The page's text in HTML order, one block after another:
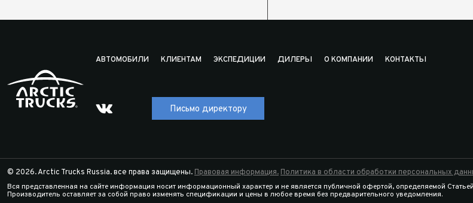
АВТОМОБИЛИ КЛИЕНТАМ ЭКСПЕДИЦИИ ДИЛЕРЫ О КОМПАНИИ КОНТАКТЫ
Письмо директору
© 2026. Arctic Trucks Russia. все права защищены. Правовая информация. Политика в области обработки персональных
Вся представленная на сайте информация носит информационный характер и не является публичной офертой, определяемой
Производитель оставляет за собой право изменять спецификации и цены в любое время без предварительного уведомления.